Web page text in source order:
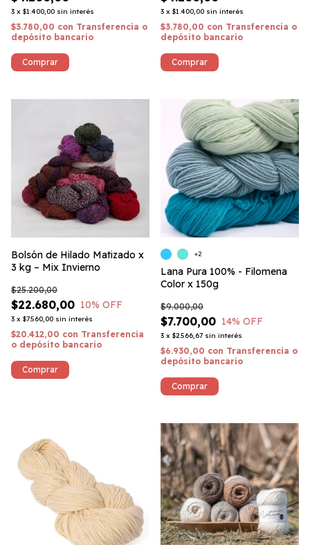
3 x $1.400,00 sin interés
$3.780,00 con Transferencia o
depósito bancario
Comprar
3 x $1.400,00 sin interés
$3.780,00 con Transferencia o
depósito bancario
Comprar
Bolsón de Hilado Matizado x
3 kg – Mix Invierno
$22.680,00
$25.200,00
10% OFF
3 x $7.560,00 sin interés
$20.412,00 con Transferencia
o depósito bancario
Lana Pura 100% - Filomena
Color x 150g
$7.700,00
$9.000,00
14% OFF
3 x $2.566,67 sin interés
$6.930,00 con Transferencia o
depósito bancario
+2
Comprar